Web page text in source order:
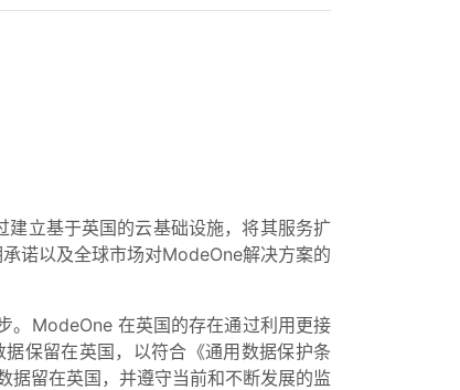
建立基于英国的云基础设施，将其服务扩
诺以及全球市场对ModeOne解决方案的
。ModeOne 在英国的存在通过利用更接
保留在英国，以符合《通用数据保护条
据留在英国，并遵守当前和不断发展的监